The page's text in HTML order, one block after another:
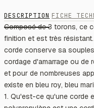
DESCRIPTION FICHE
Composé de 3 torons, ce
finition et est très
corde conserve sa
cordage d'amarrage ou de
et pour de nombreuses
existe en bleu roy, bleu
1. Qu'est-ce qu'une corde